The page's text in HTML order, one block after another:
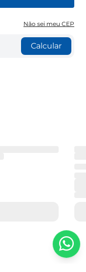
Não sei meu CEP
Calcular